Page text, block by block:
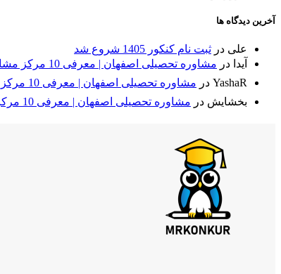
آخرین دیدگاه ها
علی در ثبت نام کنکور 1405 شروع شد
آیدا در مشاوره تحصیلی اصفهان | معرفی 10 مرکز مشاوره برتر + مقایسه⭐
YashaR در مشاوره تحصیلی اصفهان | معرفی 10 مرکز مشاوره برتر + مقایسه⭐
بخشایش در مشاوره تحصیلی اصفهان | معرفی 10 مرکز مشاوره برتر + مقایسه⭐